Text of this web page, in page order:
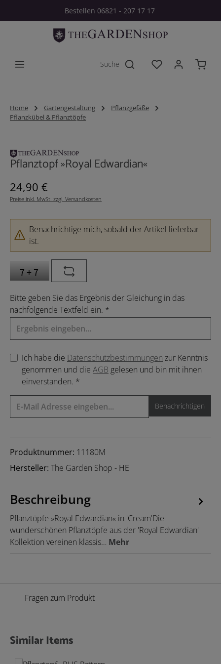
Zum Hauptinhalt springenBestellen 06821 - 207 17 17
Du hast 0
Home Gartengestaltung
Pflanzgefäße
Pflanzkübel & Pflanztöpfe
Pflanztopf »Royal Edwardian«
Regulärer Preis:
24,90 €
Preise inkl. MwSt. zzgl. Versandkosten
Benachrichtige mich, sobald der Artikel lieferbar
ist.
Bitte geben Sie das Ergebnis der Gleichung in das
nachfolgende Textfeld ein. *
Ich habe die Datenschutzbestimmungen zur Kenntnis
genommen und die AGB gelesen und bin mit ihnen
einverstanden. *
Benachrichtigen
Produktnummer: 11180M
Hersteller: The Garden Shop - HE
Beschreibung
Pflanztöpfe »Royal Edwardian« in 'Cream'Die
wunderschönen Pflanztöpfe aus der 'Royal Edwardian'
Kollektion vereinen klassis… Mehr
Fragen zum Produkt
Produktgalerie überspringen
Similar Items